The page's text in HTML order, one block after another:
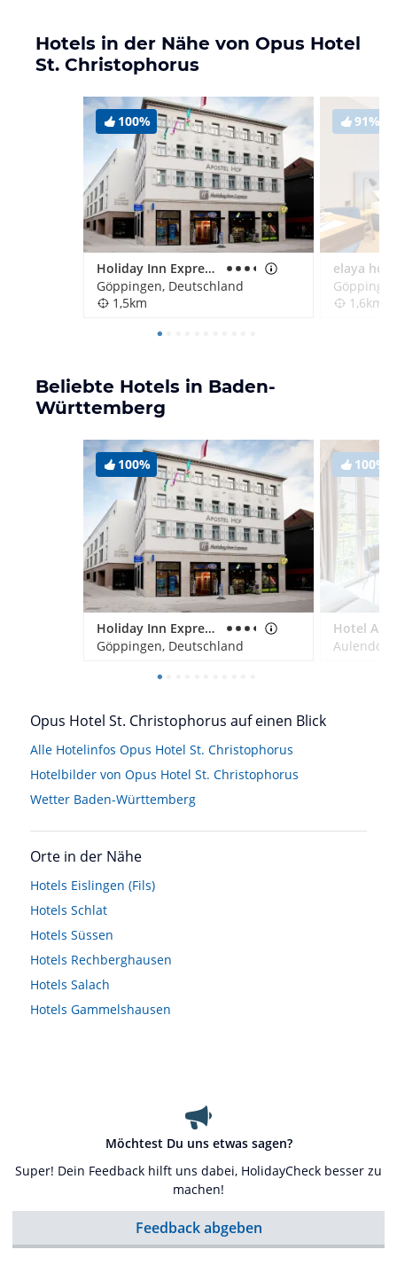
Hotels in der Nähe von Opus Hotel
St. Christophorus
100%
Holiday Inn Express Göppingen
Göppingen, Deutschland
1,5km
91%
1,6km
Beliebte Hotels in Baden-
Württemberg
100%
Holiday Inn Express Göppingen
Göppingen, Deutschland
100%
Hotel
Opus Hotel St. Christophorus auf einen Blick
Alle Hotelinfos Opus Hotel St. Christophorus
Hotelbilder von Opus Hotel St. Christophorus
Wetter Baden-Württemberg
Orte in der Nähe
Hotels Eislingen (Fils)
Hotels Schlat
Hotels Süssen
Hotels Rechberghausen
Hotels Salach
Hotels Gammelshausen
Möchtest Du uns etwas sagen?
Super! Dein Feedback hilft uns dabei, HolidayCheck besser zu
machen!
Feedback abgeben